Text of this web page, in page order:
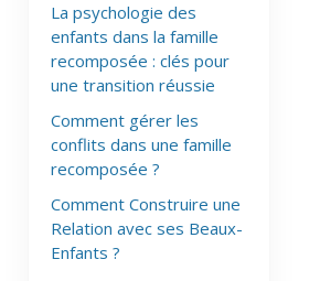
La psychologie des
enfants dans la famille
recomposée : clés pour
une transition réussie
Comment gérer les
conflits dans une famille
recomposée ?
Comment Construire une
Relation avec ses Beaux-
Enfants ?